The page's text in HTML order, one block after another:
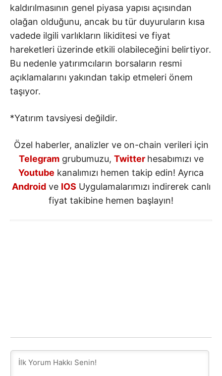
kaldırılmasının genel piyasa yapısı açısından
olağan olduğunu, ancak bu tür duyuruların kısa
vadede ilgili varlıkların likiditesi ve fiyat
hareketleri üzerinde etkili olabileceğini belirtiyor.
Bu nedenle yatırımcıların borsaların resmi
açıklamalarını yakından takip etmeleri önem
taşıyor.
*Yatırım tavsiyesi değildir.
Özel haberler, analizler ve on-chain verileri için
Telegramgrubumuzu, Twitter hesabımızı ve
Youtube kanalımızı hemen takip edin! Ayrıca
Androidve IOS Uygulamalarımızı indirerek canlı
fiyat takibine hemen başlayın!